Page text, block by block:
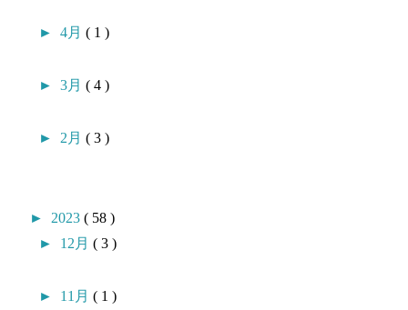
►4月( 1 )
►3月( 4 )
► 2月( 3 )
► 2023( 58 )
► 12月( 3 )
► 11月( 1 )